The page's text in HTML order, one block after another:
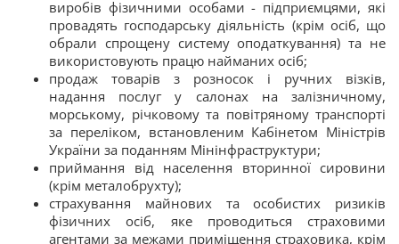
виробів фізичними особами - підприємцями, які
провадять господарську діяльність (крім осіб, що
обрали спрощену систему оподаткування) та не
використовують працю найманих осіб;
продаж товарів з розносок і ручних візків,
надання послуг у салонах на залізничному,
морському, річковому та повітряному транспорті
за переліком, встановленим Кабінетом Міністрів
України за поданням Мінінфраструктури;
приймання від населення вторинної сировини
(крім металобрухту);
страхування майнових та особистих ризиків
фізичних осіб, яке проводиться страховими
агентами за межами приміщення страховика, крім